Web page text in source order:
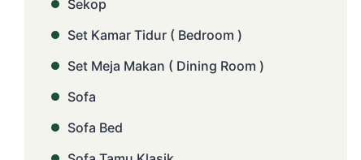
Sekop
Set Kamar Tidur ( Bedroom )
Set Meja Makan ( Dining Room )
Sofa
Sofa Bed